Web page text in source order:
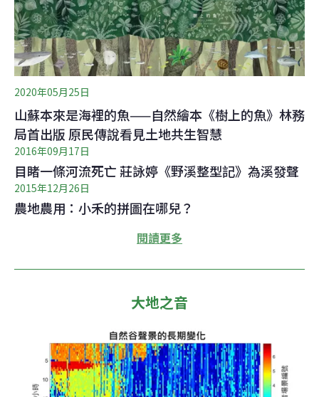
2020年05月25日
山蘇本來是海裡的魚——自然繪本《樹上的魚》林務
局首出版 原民傳說看見土地共生智慧
2016年09月17日
目睹一條河流死亡 莊詠婷《野溪整型記》為溪發聲
2015年12月26日
農地農用：小禾的拼圖在哪兒？
閱讀更多
大地之音